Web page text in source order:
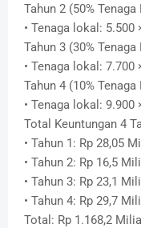
Tahun 2 (50%
• Tenaga lokal: 5.500
Tahun 3 (30%
• Tenaga lokal: 7.700
Tahun 4 (10%
• Tenaga lokal: 9.900
Total Keuntungan 4
• Tahun 1: Rp 28,05
• Tahun 2: Rp 16,5
• Tahun 3: Rp 23,1
• Tahun 4: Rp 29,7
Total: Rp 1.168,2